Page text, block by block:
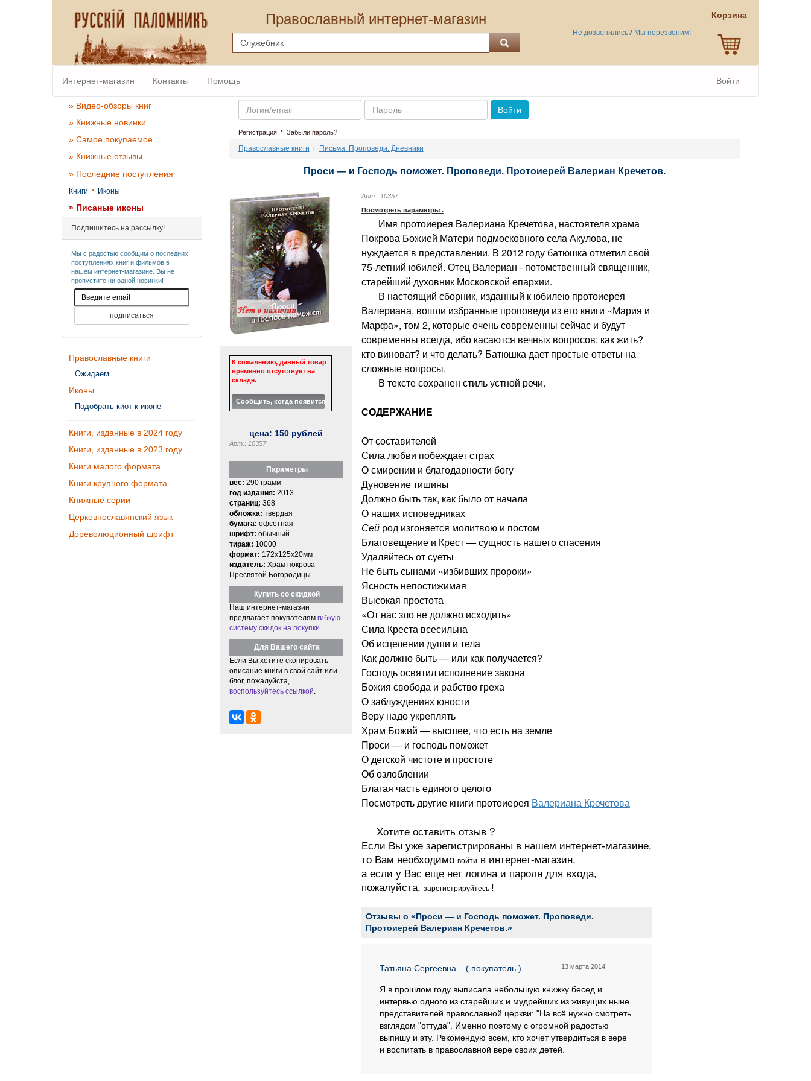
Православный интернет-магазин
Не дозвонились? Мы перезвоним!
Корзина
Интернет-магазин Контакты Помощь Войти
» Видео-обзоры книг
» Книжные новинки
» Самое покупаемое
» Книжные отзывы
» Последние поступления
Книги · Иконы
» Писаные иконы
Подпишитесь на рассылку!
Мы с радостью сообщим о последних
поступлениях книг и фильмов в
нашем интернет-магазине. Вы не
пропустите ни одной новинки!
Православные книги
Ожидаем
Иконы
Подобрать киот к иконе
Книги, изданные в 2024 году
Книги, изданные в 2023 году
Книги малого формата
Книги крупного формата
Книжные серии
Церковнославянский язык
Дореволюционный шрифт
Email Пароль
Войти
Регистрация· Забыли пароль?
Православные книги Письма. Проповеди. Дневники
Проси — и Господь поможет. Проповеди. Протоиерей Валериан Кречетов.
К сожалению, данный товар
временно отсутствует на
складе.
цена: 150 рублей
Арт.: 10357
Параметры
вес: 290 грамм
год издания: 2013
страниц: 368
обложка: твердая
бумага: офсетная
шрифт: обычный
тираж: 10000
формат: 172x125x20мм
издатель: Храм покрова
Пресвятой Богородицы.
Купить со скидкой
Наш интернет-магазин
предлагает покупателям гибкую
систему скидок на покупки
Для Вашего сайта
Если Вы хотите скопировать
описание книги в свой сайт или
блог, пожалуйста,
воспользуйтесь ссылкой
Арт.: 10357
Посмотреть параметры .
Имя протоиерея Валериана Кречетова, настоятеля храма
Покрова Божией Матери подмосковного села Акулова, не
нуждается в представлении. В 2012 году батюшка отметил свой
75-летний юбилей. Отец Валериан - потомственный священник,
старейший духовник Московской епархии.
В настоящий сборник, изданный к юбилею протоиерея
Валериана, вошли избранные проповеди из его книги «Мария и
Марфа», том 2, которые очень современны сейчас и будут
современны всегда, ибо касаются вечных вопросов: как жить?
кто виноват? и что делать? Батюшка дает простые ответы на
сложные вопросы.
В тексте сохранен стиль устной речи.
СОДЕРЖАНИЕ
От составителей
Сила любви побеждает страх
О смирении и благодарности богу
Дуновение тишины
Должно быть так, как было от начала
О наших исповедниках
Сей род изгоняется молитвою и постом
Благовещение и Крест — сущность нашего спасения
Удаляйтесь от суеты
Не быть сынами «избивших пророки»
Ясность непостижимая
Высокая простота
«От нас зло не должно исходить»
Сила Креста всесильна
Об исцелении души и тела
Как должно быть — или как получается?
Господь освятил исполнение закона
Божия свобода и рабство греха
О заблуждениях юности
Веру надо укреплять
Храм Божий — высшее, что есть на земле
Проси — и господь поможет
О детской чистоте и простоте
Об озлоблении
Благая часть единого целого
Посмотреть другие книги протоиерея Валериана Кречетова
Хотите оставить отзыв ?
Если Вы уже зарегистрированы в нашем интернет-магазине,
то Вам необходимо войти в интернет-магазин,
а если у Вас еще нет логина и пароля для входа,
пожалуйста, зарегистрируйтесь !
Отзывы о «Проси — и Господь поможет. Проповеди.
Протоиерей Валериан Кречетов.»
Татьяна Сергеевна ( покупатель ) 13 марта 2014
Я в прошлом году выписала небольшую книжку бесед и
интервью одного из старейших и мудрейших из живущих ныне
представителей православной церкви: "На всё нужно смотреть
взглядом "оттуда". Именно поэтому с огромной радостью
выпишу и эту. Рекомендую всем, кто хочет утвердиться в вере
и воспитать в православной вере своих детей.